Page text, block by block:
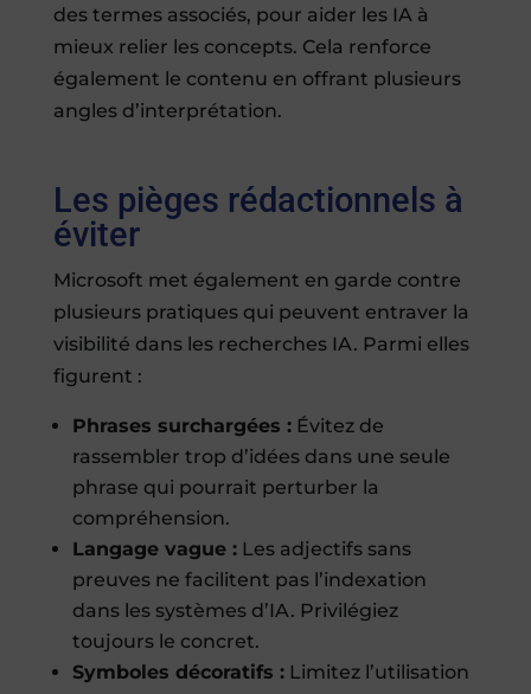
des termes associés, pour aider les IA à
mieux relier les concepts. Cela renforce
également le contenu en offrant plusieurs
angles d’interprétation.
Les pièges rédactionnels à
éviter
Microsoft met également en garde contre
plusieurs pratiques qui peuvent entraver la
visibilité dans les recherches IA. Parmi elles
figurent :
Phrases surchargées :Évitez de
rassembler trop d’idées dans une seule
phrase qui pourrait perturber la
compréhension.
Langage vague :Les adjectifs sans
preuves ne facilitent pas l’indexation
dans les systèmes d’IA. Privilégiez
toujours le concret.
Symboles décoratifs :Limitez l’utilisation